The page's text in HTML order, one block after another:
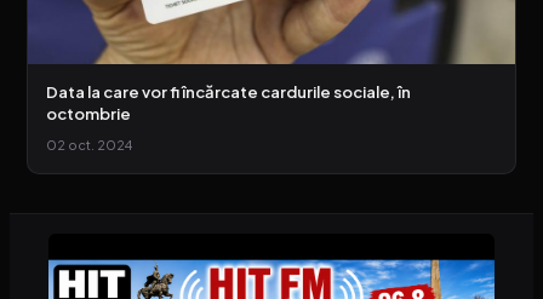
Data la care vor fi încărcate cardurile sociale, în
octombrie
02 oct. 2024